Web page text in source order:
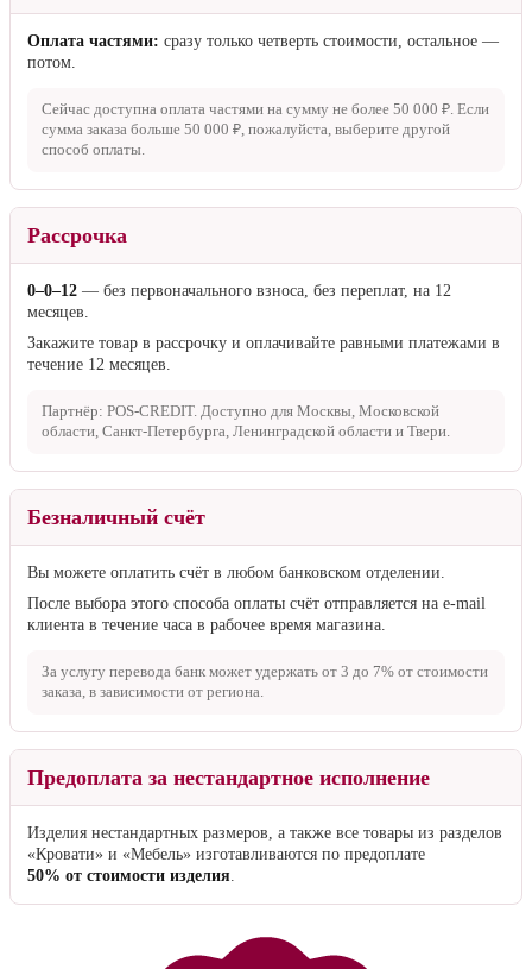
Оплата частями: сразу только четверть стоимости, остальное —
потом.
Сейчас доступна оплата частями на сумму не более 50 000 ₽. Если
сумма заказа больше 50 000 ₽, пожалуйста, выберите другой
способ оплаты.
Рассрочка
0–0–12 — без первоначального взноса, без переплат, на 12
месяцев.
Закажите товар в рассрочку и оплачивайте равными платежами в
течение 12 месяцев.
Партнёр: POS-CREDIT. Доступно для Москвы, Московской
области, Санкт-Петербурга, Ленинградской области и Твери.
Безналичный счёт
Вы можете оплатить счёт в любом банковском отделении.
После выбора этого способа оплаты счёт отправляется на e-mail
клиента в течение часа в рабочее время магазина.
За услугу перевода банк может удержать от 3 до 7% от стоимости
заказа, в зависимости от региона.
Предоплата за нестандартное исполнение
Изделия нестандартных размеров, а также все товары из разделов
«Кровати» и «Мебель» изготавливаются по предоплате
50% от стоимости изделия